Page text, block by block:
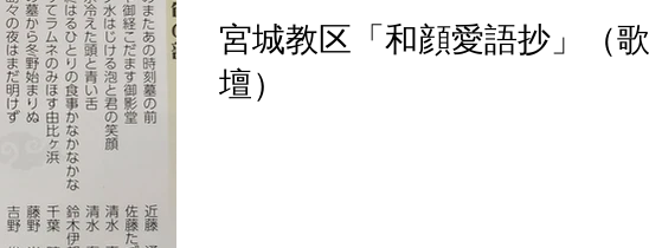
宮城教区「和顔愛語抄」（歌
壇）